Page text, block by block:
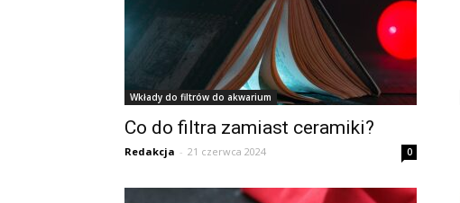
Wkłady do filtrów do akwarium
Co do filtra zamiast ceramiki?
Redakcja - 21 czerwca 2024 0